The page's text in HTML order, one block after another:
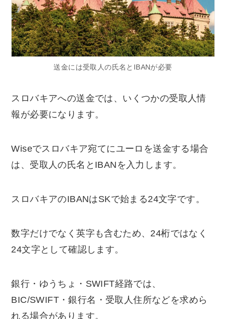
送金には受取人の氏名とIBANが必要
スロバキアへの送金では、いくつかの受取人情
報が必要になります。
Wiseでスロバキア宛てにユーロを送金する場合
は、受取人の氏名とIBANを入力します。
スロバキアのIBANはSKで始まる24文字です。
数字だけでなく英字も含むため、24桁ではなく
24文字として確認します。
銀行・ゆうちょ・SWIFT経路では、
BIC/SWIFT・銀行名・受取人住所などを求めら
れる場合があります。